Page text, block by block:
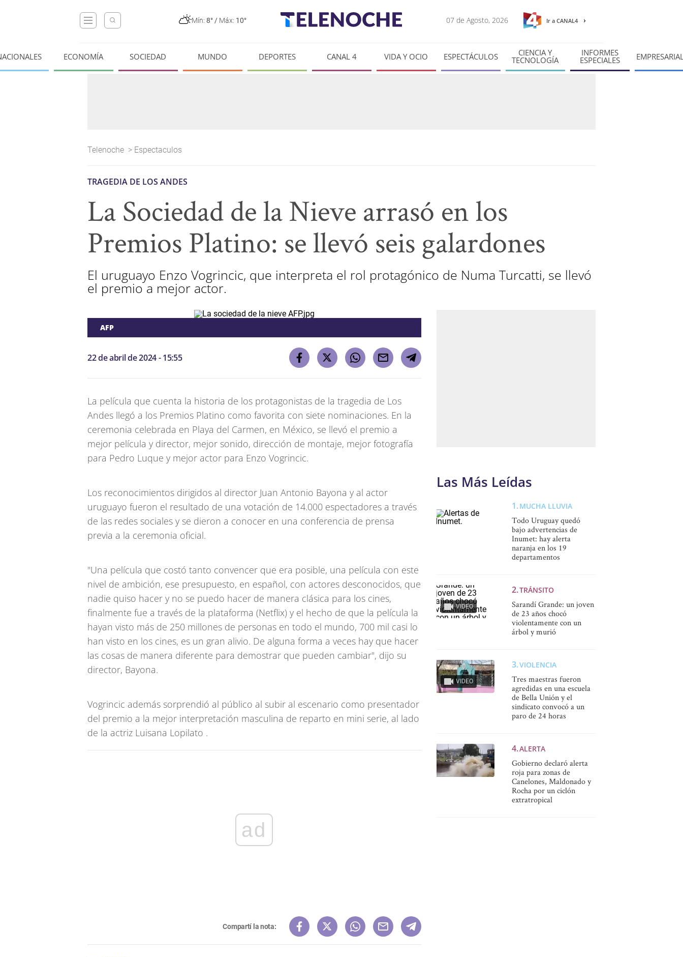
Mín: 8° / Máx: 10° 07 de Agosto, 2026 Ir a CANAL4
ECONOMÍA SOCIEDAD MUNDO DEPORTES CANAL 4 VIDA Y OCIO ESPECTÁCULOS CIENCIA Y
TECNOLOGÍA
INFORMES
ESPECIALES
Telenoche > Espectaculos
TRAGEDIA DE LOS ANDES
La Sociedad de la Nieve arrasó en los
Premios Platino: se llevó seis galardones
El uruguayo Enzo Vogrincic, que interpreta el rol protagónico de Numa Turcatti, se llevó
el premio a mejor actor.
AFP
22 de abril de 2024 - 15:55
La película que cuenta la historia de los protagonistas de la tragedia de Los
Andes llegó a los Premios Platino como favorita con siete nominaciones. En la
ceremonia celebrada en Playa del Carmen, en México, se llevó el premio a
mejor película y director, mejor sonido, dirección de montaje, mejor fotografía
para Pedro Luque y mejor actor para Enzo Vogrincic.
Los reconocimientos dirigidos al director Juan Antonio Bayona y al actor
uruguayo fueron el resultado de una votación de 14.000 espectadores a través
de las redes sociales y se dieron a conocer en una conferencia de prensa
previa a la ceremonia oficial.
"Una película que costó tanto convencer que era posible, una película con este
nivel de ambición, ese presupuesto, en español, con actores desconocidos, que
nadie quiso hacer y no se puedo hacer de manera clásica para los cines,
finalmente fue a través de la plataforma (Netflix) y el hecho de que la película la
hayan visto más de 250 millones de personas en todo el mundo, 700 mil casi lo
han visto en los cines, es un gran alivio. De alguna forma a veces hay que hacer
las cosas de manera diferente para demostrar que pueden cambiar", dijo su
director, Bayona.
Vogrincic además sorprendió al público al subir al escenario como presentador
del premio a la mejor interpretación masculina de reparto en mini serie, al lado
de la actriz Luisana Lopilato .
ad
Compartí la nota:
Las Más Leídas
MUCHA LLUVIA
Todo Uruguay quedó
bajo advertencias de
Inumet: hay alerta
naranja en los 19
departamentos
VIDEO
TRÁNSITO
Sarandí Grande: un joven
de 23 años chocó
violentamente con un
árbol y murió
VIDEO
VIOLENCIA
Tres maestras fueron
agredidas en una escuela
de Bella Unión y el
sindicato convocó a un
paro de 24 horas
ALERTA
Gobierno declaró alerta
roja para zonas de
Canelones, Maldonado y
Rocha por un ciclón
extratropical